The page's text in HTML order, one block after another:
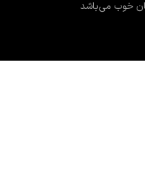
خوب می‌باشد